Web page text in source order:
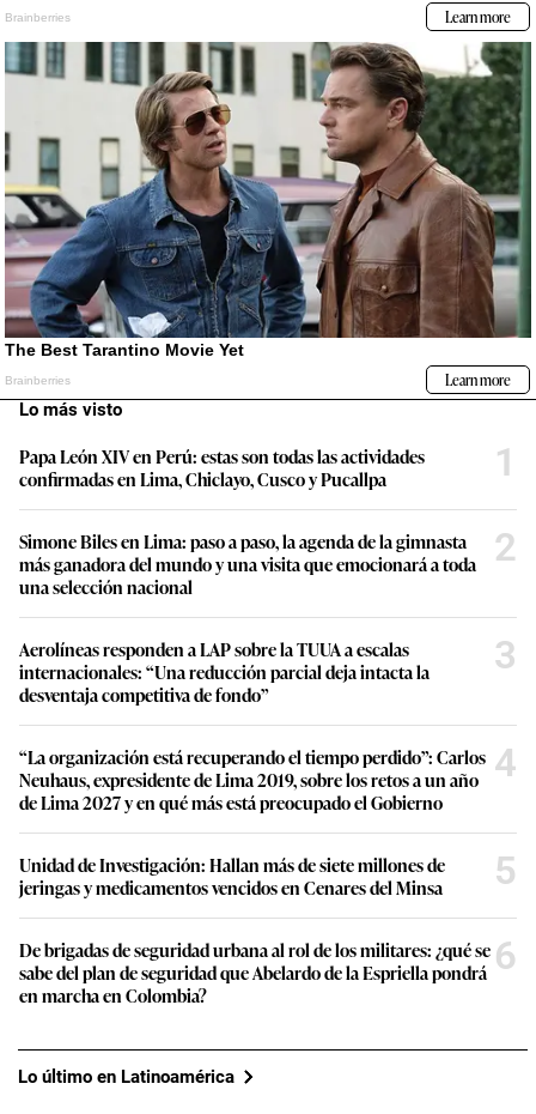
Lo más visto
Papa León XIV en Perú: estas son todas las actividades
confirmadas en Lima, Chiclayo, Cusco y Pucallpa
1
Simone Biles en Lima: paso a paso, la agenda de la gimnasta
más ganadora del mundo y una visita que emocionará a toda
una selección nacional
2
Aerolíneas responden a LAP sobre la TUUA a escalas
internacionales: “Una reducción parcial deja intacta la
desventaja competitiva de fondo”
3
“La organización está recuperando el tiempo perdido”: Carlos
Neuhaus, expresidente de Lima 2019, sobre los retos a un año
de Lima 2027 y en qué más está preocupado el Gobierno
4
Unidad de Investigación: Hallan más de siete millones de
jeringas y medicamentos vencidos en Cenares del Minsa
5
De brigadas de seguridad urbana al rol de los militares: ¿qué se
sabe del plan de seguridad que Abelardo de la Espriella pondrá
en marcha en Colombia?
6
Lo último en Latinoamérica